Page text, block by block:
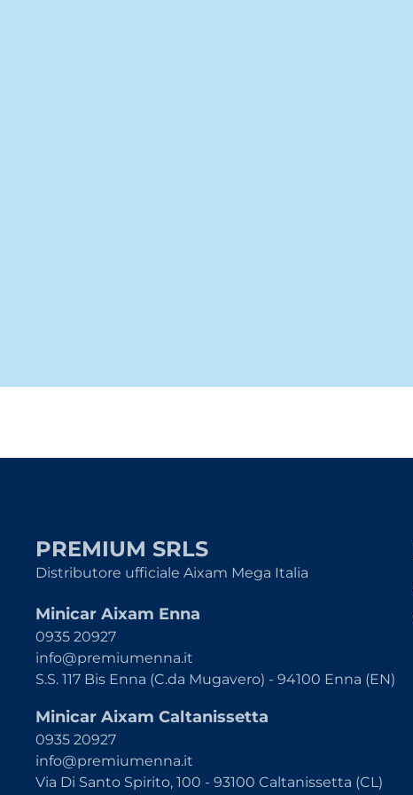
PREMIUM SRLS
Distributore ufficiale Aixam Mega Italia
Minicar Aixam Enna
0935 20927
info@premiumenna.it
S.S. 117 Bis Enna (C.da Mugavero) - 94100 Enna (EN)
Minicar Aixam Caltanissetta
0935 20927
info@premiumenna.it
Via Di Santo Spirito, 100 - 93100 Caltanissetta (CL)